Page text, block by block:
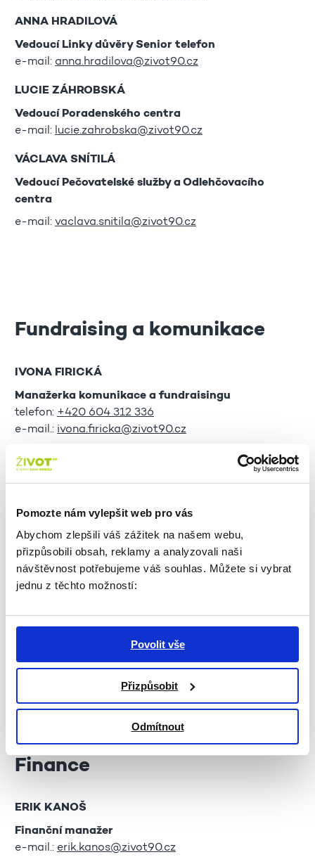
Pomozte nám vylepšit web pro vás
Abychom zlepšili váš zážitek na našem webu,
přizpůsobili obsah, reklamy a analyzovali naši
návštěvnost potřebujeme váš souhlas. Můžete si vybrat
jednu z těchto možností:
Povolit vše
Přizpůsobit
Odmítnout
ANNA HRADILOVÁ
Vedoucí Linky důvěry Senior telefon
e-mail: anna.hradilova@zivot90.cz
LUCIE ZÁHROBSKÁ
Vedoucí Poradenského centra
e-mail: lucie.zahrobska@zivot90.cz
VÁCLAVA SNÍTILÁ
Vedoucí Pečovatelské služby a Odlehčovacího
centra
e-mail: vaclava.snitila@zivot90.cz
Fundraising a komunikace
IVONA FIRICKÁ
Manažerka komunikace a fundraisingu
telefon: +420 604 312 336
e-mail.: ivona.firicka@zivot90.cz
ADRIÁNA HUBINSKÁ
PR Manažerka
e-mail:adriana.hubinska@zivot90.cz
Manažerka strategického rozvoje a provozu
+420 736 449 817
e-mail.:lenka.piskulova@zivot90.cz
Finance
ERIK KANOŠ
Finanční manažer
e-mail.: erik.kanos@zivot90.cz